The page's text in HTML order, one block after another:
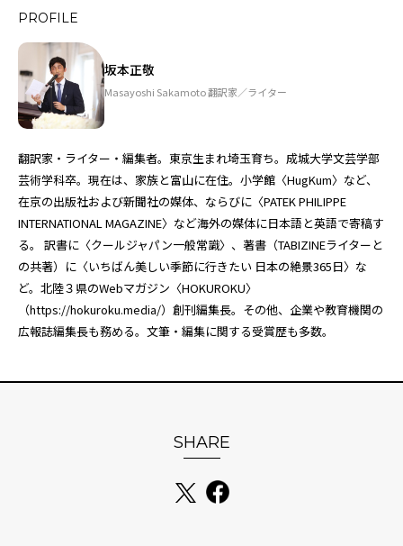
PROFILE
坂本正敬
Masayoshi Sakamoto 翻訳家／ライター
翻訳家・ライター・編集者。東京生まれ埼玉育ち。成城大学文芸学部
芸術学科卒。現在は、家族と富山に在住。小学館〈HugKum〉など、
在京の出版社および新聞社の媒体、ならびに〈PATEK PHILIPPE
INTERNATIONAL MAGAZINE〉など海外の媒体に日本語と英語で寄稿す
る。 訳書に〈クールジャパン一般常識〉、著書（TABIZINEライターと
の共著）に〈いちばん美しい季節に行きたい 日本の絶景365日〉な
ど。北陸３県のWebマガジン〈HOKUROKU〉
（https://hokuroku.media/）創刊編集長。その他、企業や教育機関の
広報誌編集長も務める。文筆・編集に関する受賞歴も多数。
SHARE